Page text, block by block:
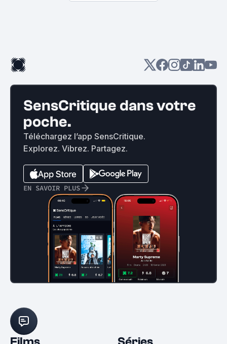
SensCritique dans votre
poche.
Téléchargez l’app SensCritique.
Explorez. Vibrez. Partagez.
EN SAVOIR PLUS